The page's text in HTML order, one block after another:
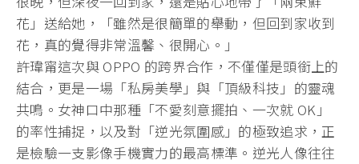
花」送給她，「雖然是很簡單的舉動，但回到家收到
花，真的覺得非常溫馨、很開心。」
許瑋甯這次與 OPPO 的跨界合作，不僅僅是頭銜上的
結合，更是一場「私房美學」與「頂級科技」的靈魂
共鳴。女神口中那種「不愛刻意擺拍、一次就 OK」
的率性捕捉，以及對「逆光氛圍感」的極致追求，正
是檢驗一支影像手機實力的最高標準。逆光人像往往